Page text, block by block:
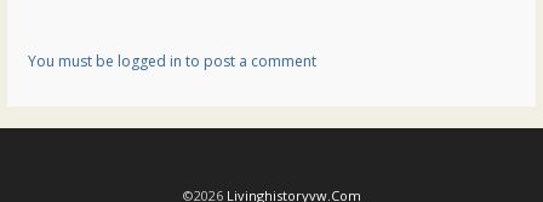
You must be logged in to post a comment
©2026 Livinghistoryvw.com